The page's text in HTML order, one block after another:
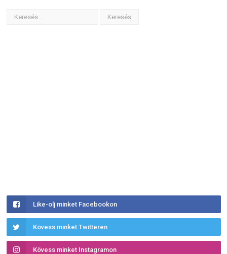
Like-olj minket Facebookon
Kövess minket Twitteren
Kövess minket Instagramon